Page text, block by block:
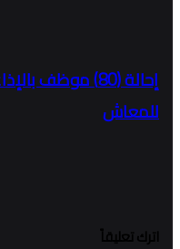
إحالة (80) موظف
للمعاش
اترك تعليقاً